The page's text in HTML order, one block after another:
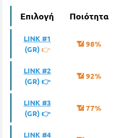
Επιλογή Ποιότητα
LINK #1
(GR) 👉
📶 98%
LINK #2
(GR) 👉
📶 92%
LINK #3
(GR) 👉
📶 77%
LINK #4